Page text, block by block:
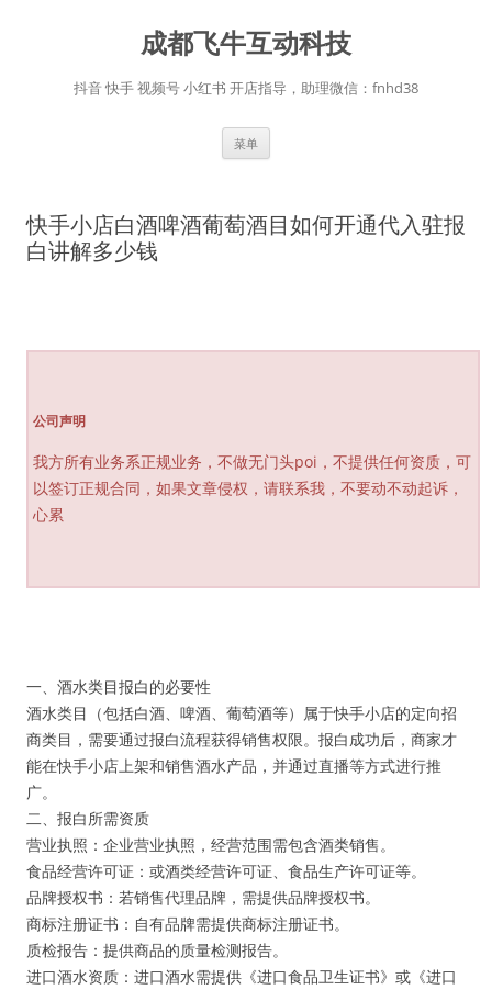
成都飞牛互动科技
抖音 快手 视频号 小红书 开店指导，助理微信：fnhd38
菜单
快手小店白酒啤酒葡萄酒目如何开通代入驻报
白讲解多少钱
公司声明
我方所有业务系正规业务，不做无门头poi，不提供任何资质，可
以签订正规合同，如果文章侵权，请联系我，不要动不动起诉，
心累
一、酒水类目报白的必要性
酒水类目（包括白酒、啤酒、葡萄酒等）属于快手小店的定向招
商类目，需要通过报白流程获得销售权限。报白成功后，商家才
能在快手小店上架和销售酒水产品，并通过直播等方式进行推
广。
二、报白所需资质
营业执照：企业营业执照，经营范围需包含酒类销售。
食品经营许可证：或酒类经营许可证、食品生产许可证等。
品牌授权书：若销售代理品牌，需提供品牌授权书。
商标注册证书：自有品牌需提供商标注册证书。
质检报告：提供商品的质量检测报告。
进口酒水资质：进口酒水需提供《进口食品卫生证书》或《进口